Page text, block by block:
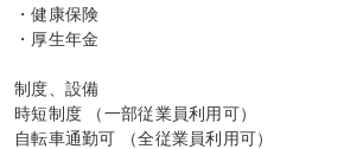
・健康保険
・厚生年金
制度、設備
時短制度 （一部従業員利用可）
自転車通勤可 （全従業員利用可）